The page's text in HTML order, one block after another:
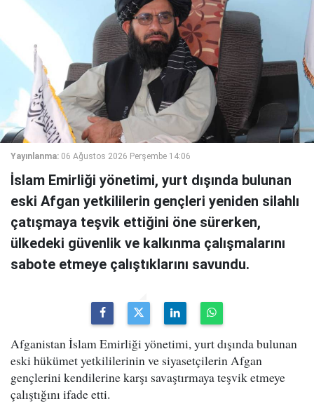
Yayınlanma: 06 Ağustos 2026 Perşembe 14:06
İslam Emirliği yönetimi, yurt dışında bulunan
eski Afgan yetkililerin gençleri yeniden silahlı
çatışmaya teşvik ettiğini öne sürerken,
ülkedeki güvenlik ve kalkınma çalışmalarını
sabote etmeye çalıştıklarını savundu.
Afganistan İslam Emirliği yönetimi, yurt dışında bulunan
eski hükümet yetkililerinin ve siyasetçilerin Afgan
gençlerini kendilerine karşı savaştırmaya teşvik etmeye
çalıştığını ifade etti.